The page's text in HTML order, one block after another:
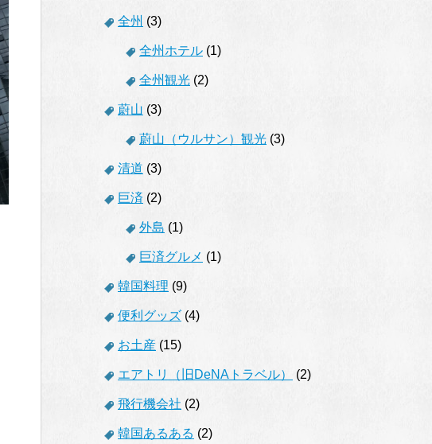
全州 (3)
全州ホテル (1)
全州観光 (2)
蔚山 (3)
蔚山（ウルサン）観光 (3)
清道 (3)
巨済 (2)
外島 (1)
巨済グルメ (1)
韓国料理 (9)
便利グッズ (4)
お土産 (15)
エアトリ（旧DeNAトラベル） (2)
飛行機会社 (2)
韓国あるある (2)